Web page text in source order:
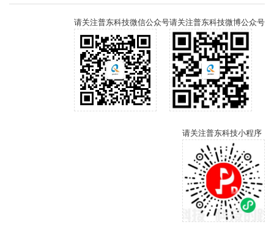
请关注普东科技微博公众号
请关注普东科技微信公众号
请关注普东科技小程序